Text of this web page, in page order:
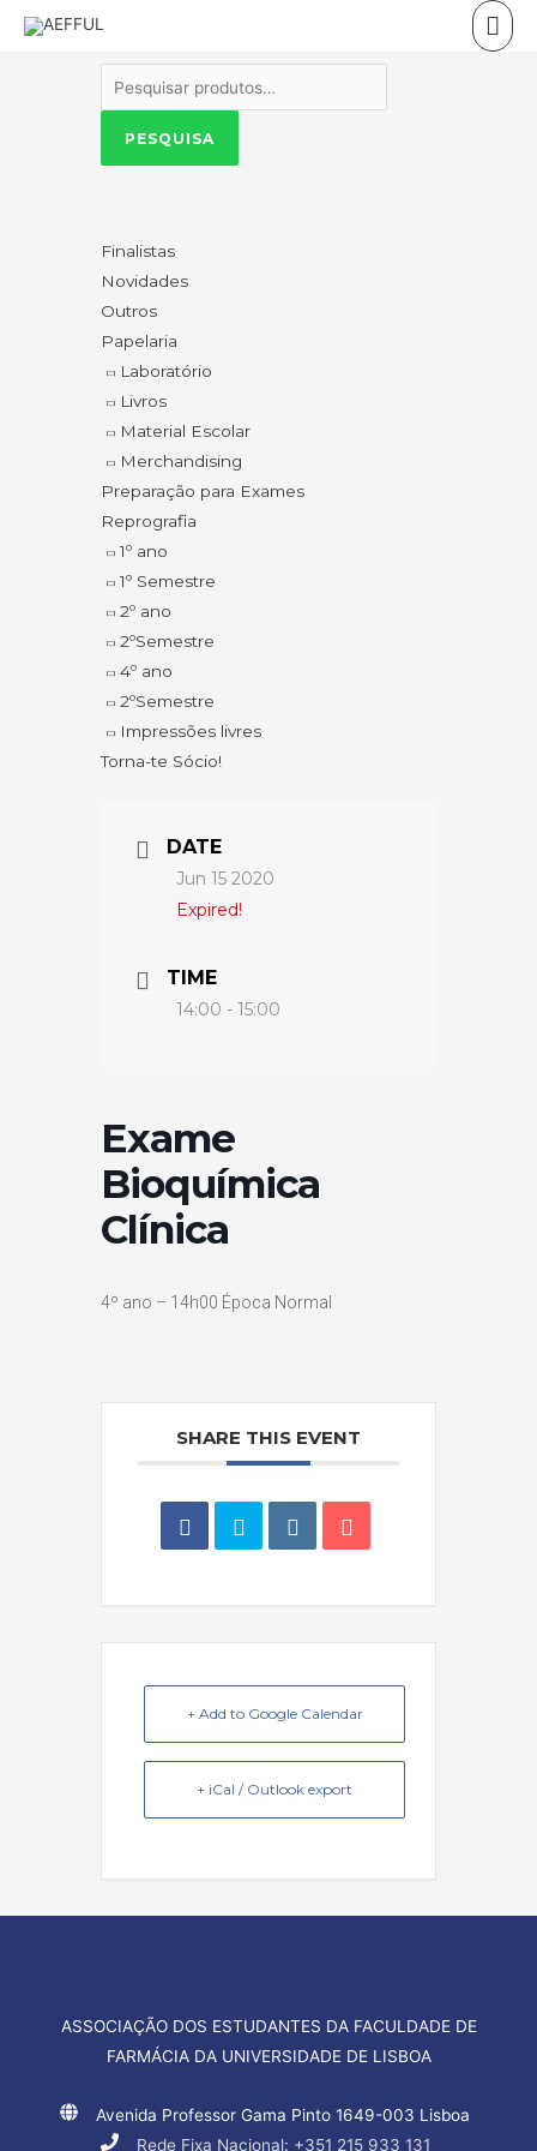
Skip
Pesquisar
por:
PESQUISA
Finalistas
Novidades
Outros
Papelaria
Laboratório
Livros
Material Escolar
Merchandising
Preparação para Exames
Reprografia
1º ano
1º Semestre
2º ano
2ºSemestre
4º ano
2ºSemestre
Impressões livres
Torna-te Sócio!
DATE
Jun 15 2020
Expired!
TIME
14:00 - 15:00
Exame
Bioquímica
Clínica
4º ano – 14h00 Época Normal
SHARE THIS EVENT
+ Add to Google Calendar
+ iCal / Outlook export
ASSOCIAÇÃO DOS ESTUDANTES DA FACULDADE DE
FARMÁCIA DA UNIVERSIDADE DE LISBOA
Avenida Professor Gama Pinto 1649-003 Lisboa
Rede Fixa Nacional: +351 215 933 131